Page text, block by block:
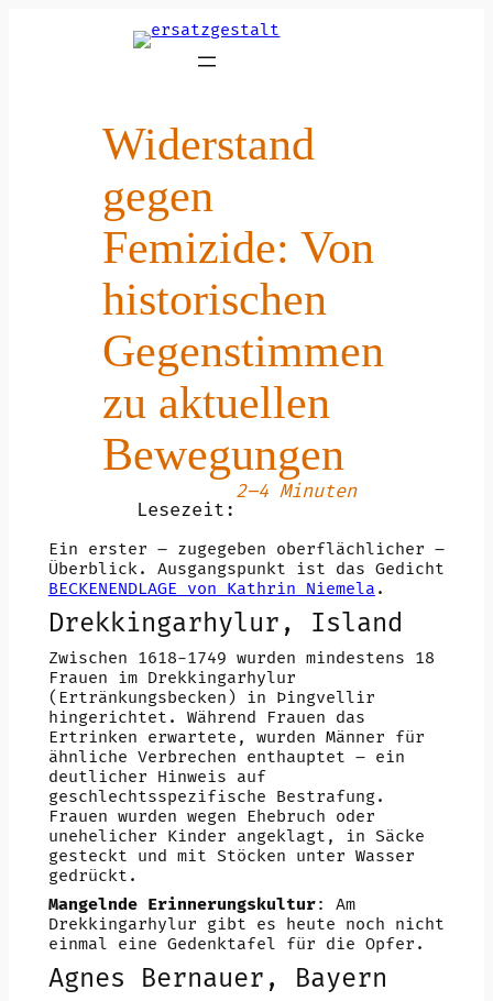
Widerstand
gegen
Femizide: Von
historischen
Gegenstimmen
zu aktuellen
Bewegungen
Lesezeit:
2–4 Minuten
Ein erster – zugegeben oberflächlicher –
Überblick. Ausgangspunkt ist das Gedicht
BECKENENDLAGE von Kathrin Niemela .
Drekkingarhylur, Island
Zwischen 1618-1749 wurden mindestens 18
Frauen im Drekkingarhylur
(Ertränkungsbecken) in Þingvellir
hingerichtet. Während Frauen das
Ertrinken erwartete, wurden Männer für
ähnliche Verbrechen enthauptet – ein
deutlicher Hinweis auf
geschlechtsspezifische Bestrafung.
Frauen wurden wegen Ehebruch oder
unehelicher Kinder angeklagt, in Säcke
gesteckt und mit Stöcken unter Wasser
gedrückt.
Mangelnde Erinnerungskultur: Am
Drekkingarhylur gibt es heute noch nicht
einmal eine Gedenktafel für die Opfer.
Agnes Bernauer, Bayern